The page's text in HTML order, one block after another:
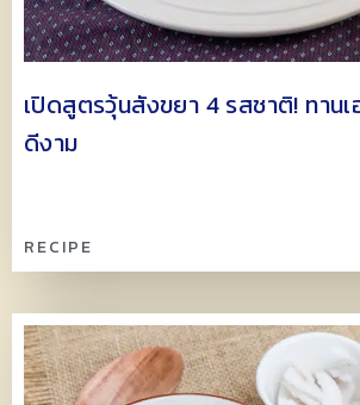
เปิดสูตรวุ้นสังขยา 4 รสชาติ! ทาน
ดีงาม
RECIPE